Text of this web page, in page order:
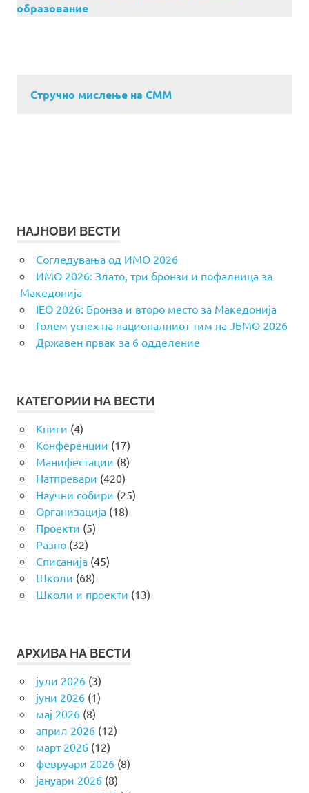
образование
Стручно мислење на СММ
НАЈНОВИ ВЕСТИ
Согледувања од ИМО 2026
ИМО 2026: Злато, три бронзи и пофалница за
Македонија
IEO 2026: Бронза и второ место за Македонија
Голем успех на националниот тим на ЈБМО 2026
Државен првак за 6 одделение
КАТЕГОРИИ НА ВЕСТИ
Книги (4)
Конференции (17)
Манифестации (8)
Натпревари (420)
Научни собири (25)
Организација(18)
Проекти (5)
Разно(32)
Списанија(45)
Школи (68)
Школи и проекти (13)
АРХИВА НА ВЕСТИ
јули 2026(3)
јуни 2026(1)
мај 2026(8)
април 2026(12)
март 2026(12)
февруари 2026(8)
јануари 2026(8)